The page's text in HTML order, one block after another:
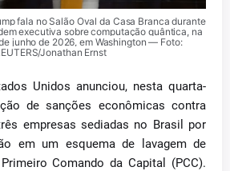
fala no Salão Oval da Casa Branca durante
executiva sobre computação quântica, na
junho de 2026, em Washington — Foto:
Jonathan Ernst
Unidos anunciou, nesta quarta-
de sanções econômicas contra
empresas sediadas no Brasil por
em um esquema de lavagem de
Comando da Capital (PCC).